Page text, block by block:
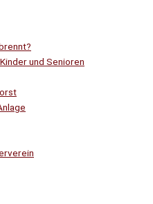
und Senioren